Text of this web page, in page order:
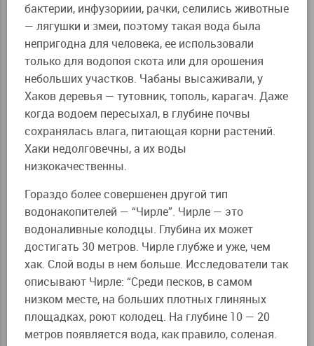
бактерии, инфузориии, рачки, селились животные
— лягушки и змеи, поэтому такая вода была
непригодна для человека, ее использовали
только для водопоя скота или для орошения
небольших участков. Чабаны высаживали, у
Хаков деревья — тутовник, тополь, карагач. Даже
когда водоем пересыхал, в глубине почвы
сохранялась влага, питающая корни растений.
Хаки недолговечны, а их воды
низкокачественны.
Гораздо более совершенен другой тип
водонакопителей — “Чирле”. Чирле — это
водоналивные колодцы. Глубина их может
достигать 30 метров. Чирле глубже и уже, чем
хак. Слой воды в нем больше. Исследователи так
описывают Чирле: “Среди песков, в самом
низком месте, на больших плотных глиняных
площадках, роют колодец. На глубине 10 — 20
метров появляется вода, как правило, соленая.